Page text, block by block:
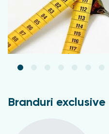
Este recomandat să
utilizare.
Nu este un medicament.
Branduri exclusive